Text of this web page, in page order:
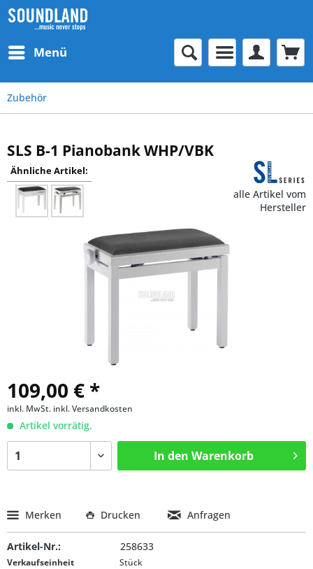
Menü
Zubehör
SLS B-1 Pianobank WHP/VBK
Ähnliche Artikel:
alle Artikel vom
Hersteller
109,00 € *
inkl. MwSt. inkl. Versandkosten
Artikel vorrätig.
In den Warenkorb
Merken Drucken Anfragen
Artikel-Nr.: 258633
Verkaufseinheit Stück